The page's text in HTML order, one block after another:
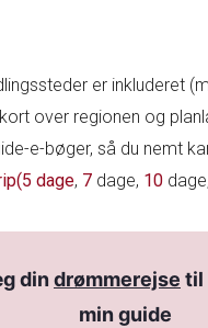
er inkluderet
over regionen og
e-bøger, så du nemt
(5 dage, 7 dage, 10 dage,
dindrømmerejse til
min guide